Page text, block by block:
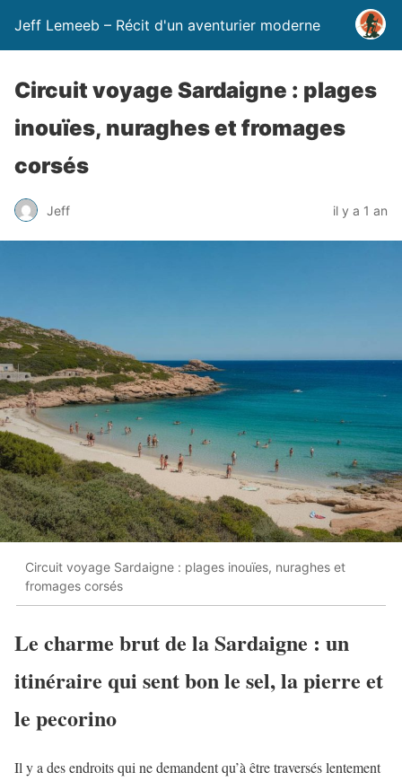
Jeff Lemeeb – Récit d'un aventurier moderne
Circuit voyage Sardaigne : plages
inouïes, nuraghes et fromages
corsés
Jeff il y a 1 an
Circuit voyage Sardaigne : plages inouïes, nuraghes et
fromages corsés
Le charme brut de la Sardaigne : un
itinéraire qui sent bon le sel, la pierre et
le pecorino
Il y a des endroits qui ne demandent qu’à être traversés lentement